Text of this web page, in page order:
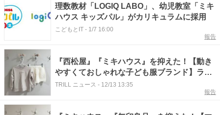
理数教材「LOGIQ LABO」、幼児教室「ミキ
ハウス キッズパル」がカリキュラムに採用
こどもとIT - 1/7 16:00
報告
『西松屋』『ミキハウス』を抑えた！【動き
やすくておしゃれな子ども服ブランド】ラン
キング！堂々の1位に「ストレッチがきいて
TRILL ニュース - 12/13 13:35
報告